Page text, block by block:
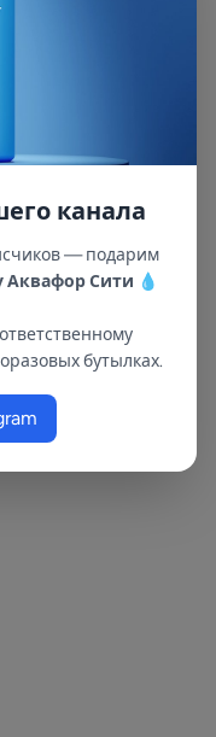
с пищевым
и ржавчины.
очистки
и Марий Эл
канала
— подарим
Аквафор Сити 💧
бутылках.